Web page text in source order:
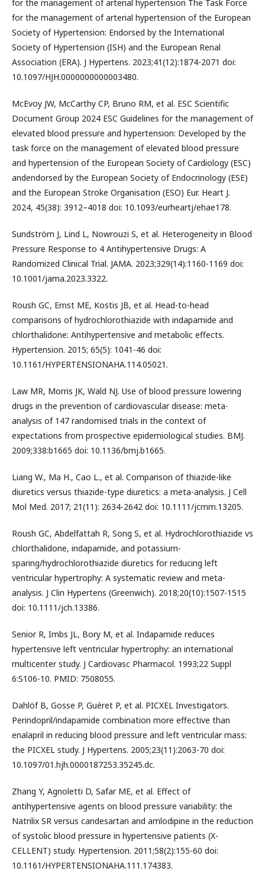
for the management of arterial hypertension The Task Force
for the management of arterial hypertension of the European
Society of Hypertension: Endorsed by the International
Society of Hypertension (ISH) and the European Renal
Association (ERA). J Hypertens. 2023;41(12):1874-2071 doi:
10.1097/HJH.0000000000003480.
McEvoy JW, McCarthy CP, Bruno RM, et al. ESC Scientific
Document Group 2024 ESC Guidelines for the management of
elevated blood pressure and hypertension: Developed by the
task force on the management of elevated blood pressure
and hypertension of the European Society of Cardiology (ESC)
andendorsed by the European Society of Endocrinology (ESE)
and the European Stroke Organisation (ESO) Eur. Heart J.
2024, 45(38): 3912–4018 doi: 10.1093/eurheartj/ehae178.
Sundström J, Lind L, Nowrouzi S, et al. Heterogeneity in Blood
Pressure Response to 4 Antihypertensive Drugs: A
Randomized Clinical Trial. JAMA. 2023;329(14):1160-1169 doi:
10.1001/jama.2023.3322.
Roush GC, Ernst ME, Kostis JB, et al. Head-to-head
comparisons of hydrochlorothiazide with indapamide and
chlorthalidone: Antihypertensive and metabolic effects.
Hypertension. 2015; 65(5): 1041-46 doi:
10.1161/HYPERTENSIONAHA.114.05021.
Law MR, Morris JK, Wald NJ. Use of blood pressure lowering
drugs in the prevention of cardiovascular disease: meta-
analysis of 147 randomised trials in the context of
expectations from prospective epidemiological studies. BMJ.
2009;338:b1665 doi: 10.1136/bmj.b1665.
Liang W., Ma H., Cao L., et al. Comparison of thiazide-like
diuretics versus thiazide-type diuretics: a meta-analysis. J Cell
Mol Med. 2017; 21(11): 2634-2642 doi: 10.1111/jcmm.13205.
Roush GC, Abdelfattah R, Song S, et al. Hydrochlorothiazide vs
chlorthalidone, indapamide, and potassium-
sparing/hydrochlorothiazide diuretics for reducing left
ventricular hypertrophy: A systematic review and meta-
analysis. J Clin Hypertens (Greenwich). 2018;20(10):1507-1515
doi: 10.1111/jch.13386.
Senior R, Imbs JL, Bory M, et al. Indapamide reduces
hypertensive left ventricular hypertrophy: an international
multicenter study. J Cardiovasc Pharmacol. 1993;22 Suppl
6:S106-10. PMID: 7508055.
Dahlöf B, Gosse P, Guéret P, et al. PICXEL Investigators.
Perindopril/indapamide combination more effective than
enalapril in reducing blood pressure and left ventricular mass:
the PICXEL study. J Hypertens. 2005;23(11):2063-70 doi:
10.1097/01.hjh.0000187253.35245.dc.
Zhang Y, Agnoletti D, Safar ME, et al. Effect of
antihypertensive agents on blood pressure variability: the
Natrilix SR versus candesartan and amlodipine in the reduction
of systolic blood pressure in hypertensive patients (X-
CELLENT) study. Hypertension. 2011;58(2):155-60 doi:
10.1161/HYPERTENSIONAHA.111.174383.